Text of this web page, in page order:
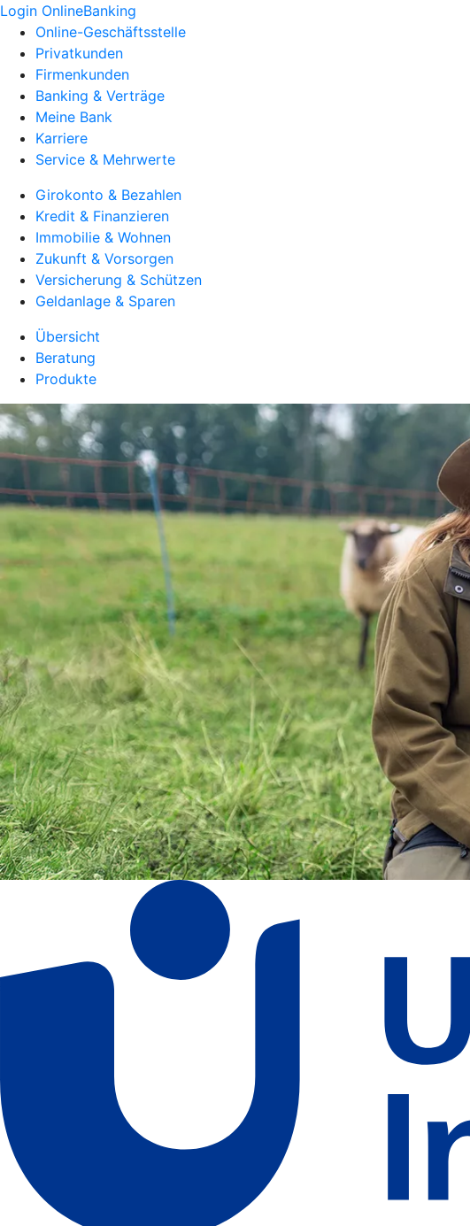
Login OnlineBanking
Online-Geschäftsstelle
Privatkunden
Firmenkunden
Banking & Verträge
Meine Bank
Karriere
Service & Mehrwerte
Girokonto & Bezahlen
Kredit & Finanzieren
Immobilie & Wohnen
Zukunft & Vorsorgen
Versicherung & Schützen
Geldanlage & Sparen
Übersicht
Beratung
Produkte